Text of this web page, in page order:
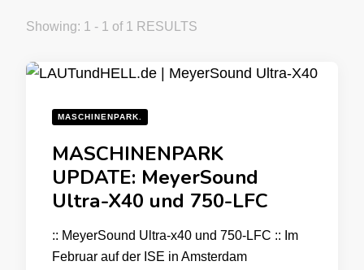
Showing: 1 - 1 of 1 RESULTS
MASCHINENPARK.
MASCHINENPARK
UPDATE: MeyerSound
Ultra-X40 und 750-LFC
:: MeyerSound Ultra-x40 und 750-LFC :: Im
Februar auf der ISE in Amsterdam